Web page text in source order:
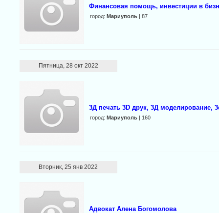
Финансовая помощь, инвестиции в
город: Мариуполь | 87
Пятница, 28 окт 2022
3Д печать 3D друк, 3Д моделирование,
город: Мариуполь | 160
Вторник, 25 янв 2022
Адвокат Алена Богомолова